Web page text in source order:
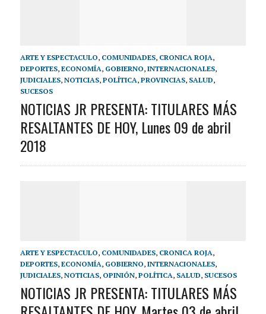
ARTE Y ESPECTACULO, COMUNIDADES, CRONICA ROJA,
DEPORTES, ECONOMÍA, GOBIERNO, INTERNACIONALES,
JUDICIALES, NOTICIAS, POLÍTICA, PROVINCIAS, SALUD,
SUCESOS
NOTICIAS JR PRESENTA: TITULARES MÁS
RESALTANTES DE HOY, Lunes 09 de abril
2018
ARTE Y ESPECTACULO, COMUNIDADES, CRONICA ROJA,
DEPORTES, ECONOMÍA, GOBIERNO, INTERNACIONALES,
JUDICIALES, NOTICIAS, OPINIÓN, POLÍTICA, SALUD, SUCESOS
NOTICIAS JR PRESENTA: TITULARES MÁS